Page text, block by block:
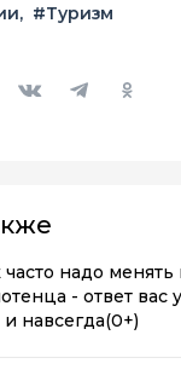
#Туризм
часто надо
- ответ вас
и навсегда(0+)